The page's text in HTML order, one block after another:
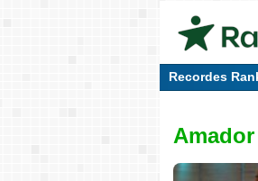
Recordes